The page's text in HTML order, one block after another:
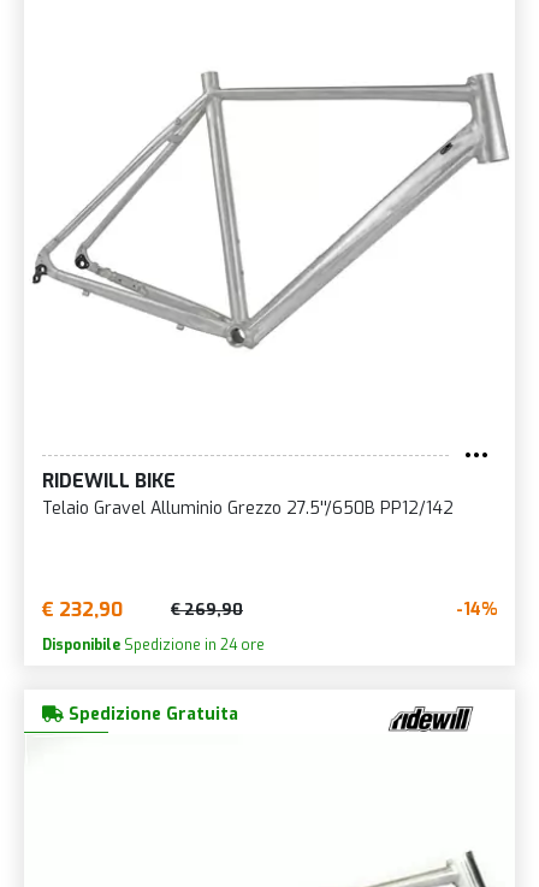
RIDEWILL BIKE
Telaio Gravel Alluminio Grezzo 27.5''/650B PP12/142
€ 232,90 € 269,90 -14%
Disponibile Spedizione in 24 ore
Spedizione Gratuita